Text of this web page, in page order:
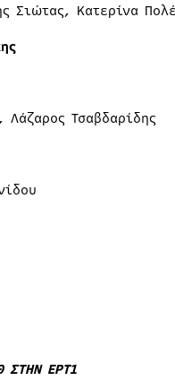
Σιώτας, Κατερίνα
Τσαβδαρίδης
ΣΤΗΝ ΕΡΤ1